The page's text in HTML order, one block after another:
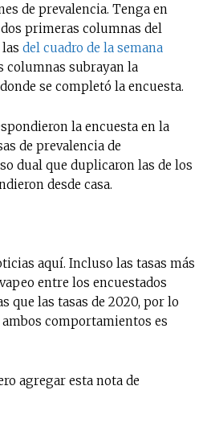
de prevalencia. Tenga en
primeras columnas del
del cuadro de la semana
columnas subrayan la
se completó la encuesta.
la encuesta en la
de prevalencia de
dual que duplicaron las de los
desde casa.
aquí. Incluso las tasas más
entre los encuestados
que las tasas de 2020, por lo
comportamientos es
agregar esta nota de